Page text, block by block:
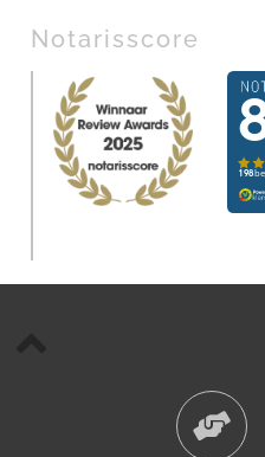
Notarisscore